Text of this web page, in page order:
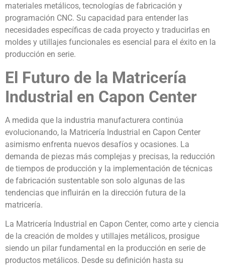
materiales metálicos, tecnologías de fabricación y
programación CNC. Su capacidad para entender las
necesidades específicas de cada proyecto y traducirlas en
moldes y utillajes funcionales es esencial para el éxito en la
producción en serie.
El Futuro de la Matricería
Industrial en Capon Center
A medida que la industria manufacturera continúa
evolucionando, la Matricería Industrial en Capon Center
asimismo enfrenta nuevos desafíos y ocasiones. La
demanda de piezas más complejas y precisas, la reducción
de tiempos de producción y la implementación de técnicas
de fabricación sustentable son solo algunas de las
tendencias que influirán en la dirección futura de la
matricería.
La Matricería Industrial en Capon Center, como arte y ciencia
de la creación de moldes y utillajes metálicos, prosigue
siendo un pilar fundamental en la producción en serie de
productos metálicos. Desde su definición hasta su